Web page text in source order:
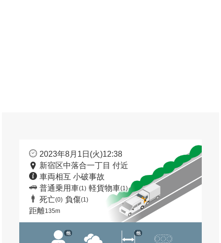
2023年8月1日(火)12:38
新宿区中落合一丁目 付近
車両相互 小破事故
普通乗用車(1) 軽貨物車(1)
死亡(0) 負傷(1)
距離135m
他 他